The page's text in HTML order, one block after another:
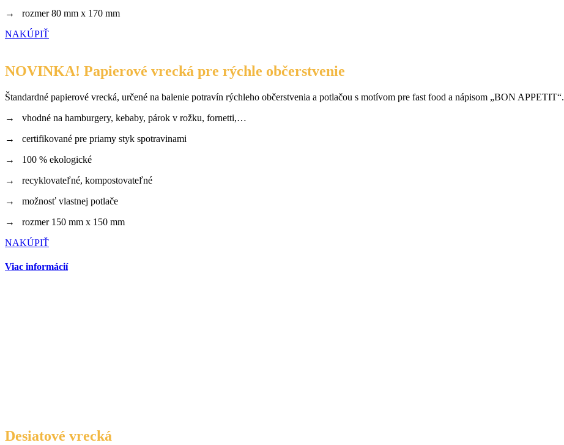
→ rozmer 80 mm x 170 mm
NAKÚPIŤ
NOVINKA! Papierové vrecká pre rýchle občerstvenie
Štandardné papierové vrecká, určené na balenie potravín rýchleho občerstvenia a potlačou s motívom pre fast food a nápisom „BON APPETIT“.
→ vhodné na hamburgery, kebaby, párok v rožku, fornetti,…
→ certifikované pre priamy styk spotravinami
→ 100 % ekologické
→ recyklovateľné, kompostovateľné
→ možnosť vlastnej potlače
→ rozmer 150 mm x 150 mm
NAKÚPIŤ
Viac informácií
Desiatové vrecká